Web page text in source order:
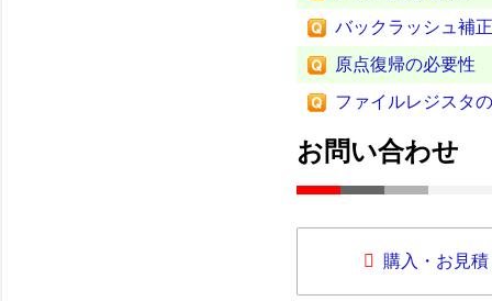
バックラッシュ補
原点復帰の必要性
ファイルレジスタ
お問い合わせ
購入・お見